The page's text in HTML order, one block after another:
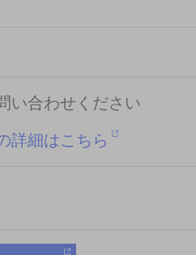
い合わせください
詳細はこちら